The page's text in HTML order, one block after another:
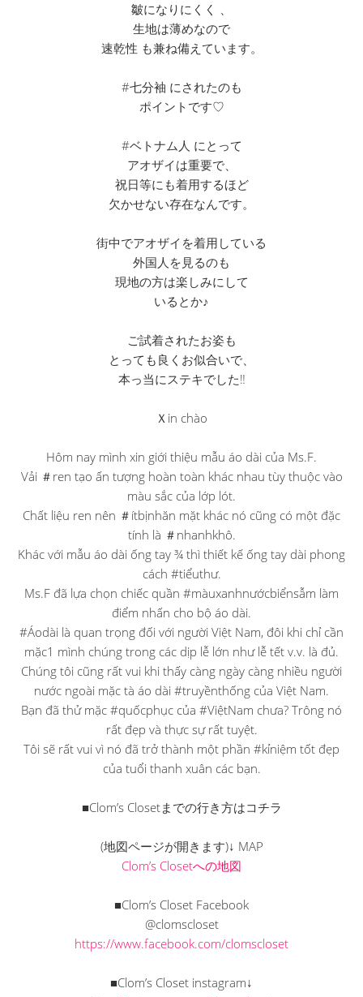
皺になりにくく 、
生地は薄めなので
速乾性 も兼ね備えています。
#七分袖 にされたのも
ポイントです♡
#ベトナム人 にとって
アオザイは重要で、
祝日等にも着用するほど
欠かせない存在なんです。
街中でアオザイを着用している
外国人を見るのも
現地の方は楽しみにして
いるとか♪
ご試着されたお姿も
とっても良くお似合いで、
本っ当にステキでした‼︎
Ｘin chào
Hôm nay mình xin giới thiệu mẫu áo dài của Ms.F.
Vải ＃ren tạo ấn tượng hoàn toàn khác nhau tùy thuộc vào
màu sắc của lớp lót.
Chất liệu ren nên ＃ítbịnhăn mặt khác nó cũng có một đặc
tính là ＃nhanhkhô.
Khác với mẫu áo dài ống tay ¾ thì thiết kế ống tay dài phong
cách #tiểuthư.
Ms.F đã lựa chọn chiếc quần #màuxanhnướcbiểnsẫm làm
điểm nhấn cho bộ áo dài.
#Áodài là quan trọng đối với người Việt Nam, đôi khi chỉ cần
mặc1 mình chúng trong các dịp lễ lớn như lễ tết v.v. là đủ.
Chúng tôi cũng rất vui khi thấy càng ngày càng nhiều người
nước ngoài mặc tà áo dài #truyềnthống của Việt Nam.
Bạn đã thử mặc #quốcphục của #ViệtNam chưa? Trông nó
rất đẹp và thực sự rất tuyệt.
Tôi sẽ rất vui vì nó đã trở thành một phần #kỉniệm tốt đẹp
của tuổi thanh xuân các bạn.
■Clom’s Closetまでの行き方はコチラ
(地図ページが開きます)↓ MAP
Clom’s Closetへの地図
■Clom’s Closet Facebook
@clomscloset
https://www.facebook.com/clomscloset
■Clom’s Closet instagram↓